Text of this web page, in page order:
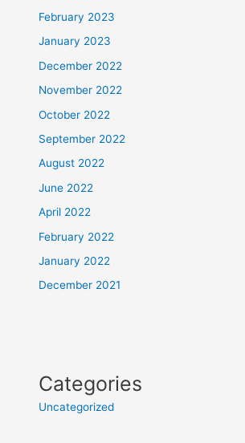
February 2023
January 2023
December 2022
November 2022
October 2022
September 2022
August 2022
June 2022
April 2022
February 2022
January 2022
December 2021
Categories
Uncategorized